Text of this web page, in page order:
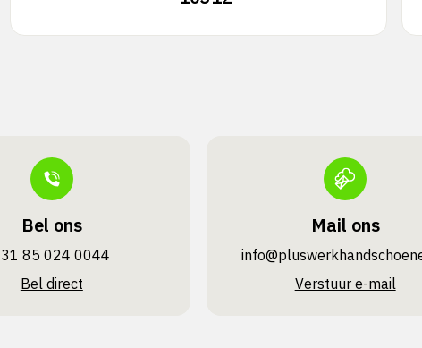
Bel ons
85 024 0044
Bel direct
Mail ons
Verstuur e-mail